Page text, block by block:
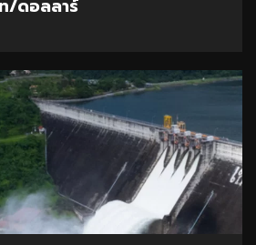
/ดอลลาร์